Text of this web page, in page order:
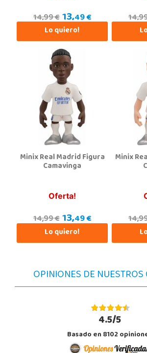
Localizar Tienda
Juguetilandia Collado
C/Jade, 8, Centro Empresarial Sierra Norte, P-29
28400, Collado Villalba
918 406 791
Localizar Tienda
Juguetilandia Córdoba
14013, Córdoba
Localizar Tienda
Badajoz
AV/ Vegas Altas Nº 27-2
STOCK DISPONIBLE
14,99 €13,49 €
Lo quiero!
Minix Real Madrid Figura
Camavinga
Oferta!
14,99 €13,49 €
Lo quiero!
Minix
OPINIONES DE
4.5/5
Basado en 8102